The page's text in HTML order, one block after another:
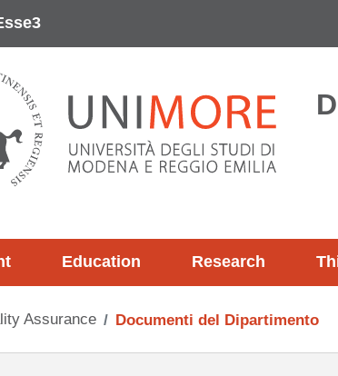
Education Research
Assurance Documenti del Dipartimento